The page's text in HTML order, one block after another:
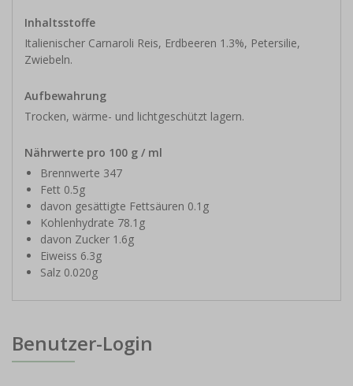
Inhaltsstoffe
Italienischer Carnaroli Reis, Erdbeeren 1.3%, Petersilie,
Zwiebeln.
Aufbewahrung
Trocken, wärme- und lichtgeschützt lagern.
Nährwerte pro 100 g / ml
Brennwerte 347
Fett 0.5g
davon gesättigte Fettsäuren 0.1g
Kohlenhydrate 78.1g
davon Zucker 1.6g
Eiweiss 6.3g
Salz 0.020g
Benutzer-Login